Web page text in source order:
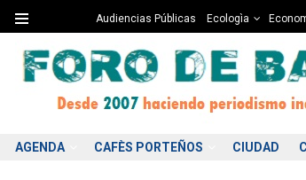
Audiencias Públicas Ecologìa
AGENDA CAFÈS PORTEÑOS CIUDAD